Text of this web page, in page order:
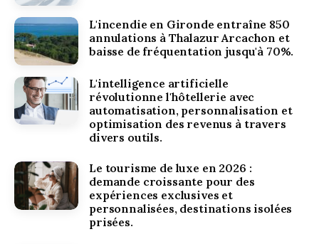
L'incendie en Gironde entraîne 850
annulations à Thalazur Arcachon et
baisse de fréquentation jusqu'à 70%.
L'intelligence artificielle
révolutionne l'hôtellerie avec
automatisation, personnalisation et
optimisation des revenus à travers
divers outils.
Le tourisme de luxe en 2026 :
demande croissante pour des
expériences exclusives et
personnalisées, destinations isolées
prisées.